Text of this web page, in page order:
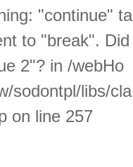
"continue" ta
to "break". Did
2"? in /webHo
sodontpl/libs/cla
on line 257